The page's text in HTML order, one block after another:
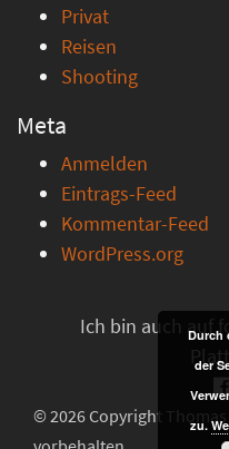
Privat
Reisen
Shooting
Meta
Anmelden
Eintrags-Feed
Kommentar-Feed
WordPress.org
Ich bin auch auf
© 2026 Copyright
Durch
der
zu.